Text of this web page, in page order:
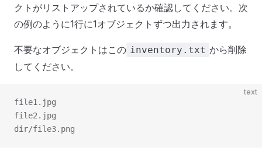
クトがリストアップされているか確認してください。次
の例のように1行に1オブジェクトずつ出力されます。
不要なオブジェクトはこの inventory.txt から削除
してください。
text
file1.jpg
file2.jpg
dir/file3.png